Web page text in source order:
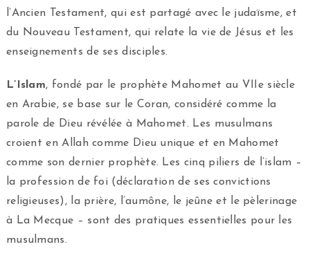
l’Ancien Testament, qui est partagé avec le judaïsme, et
du Nouveau Testament, qui relate la vie de Jésus et les
enseignements de ses disciples.
L’Islam, fondé par le prophète Mahomet au VIIe siècle
en Arabie, se base sur le Coran, considéré comme la
parole de Dieu révélée à Mahomet. Les musulmans
croient en Allah comme Dieu unique et en Mahomet
comme son dernier prophète. Les cinq piliers de l’islam –
la profession de foi (déclaration de ses convictions
religieuses), la prière, l’aumône, le jeûne et le pèlerinage
à La Mecque – sont des pratiques essentielles pour les
musulmans.